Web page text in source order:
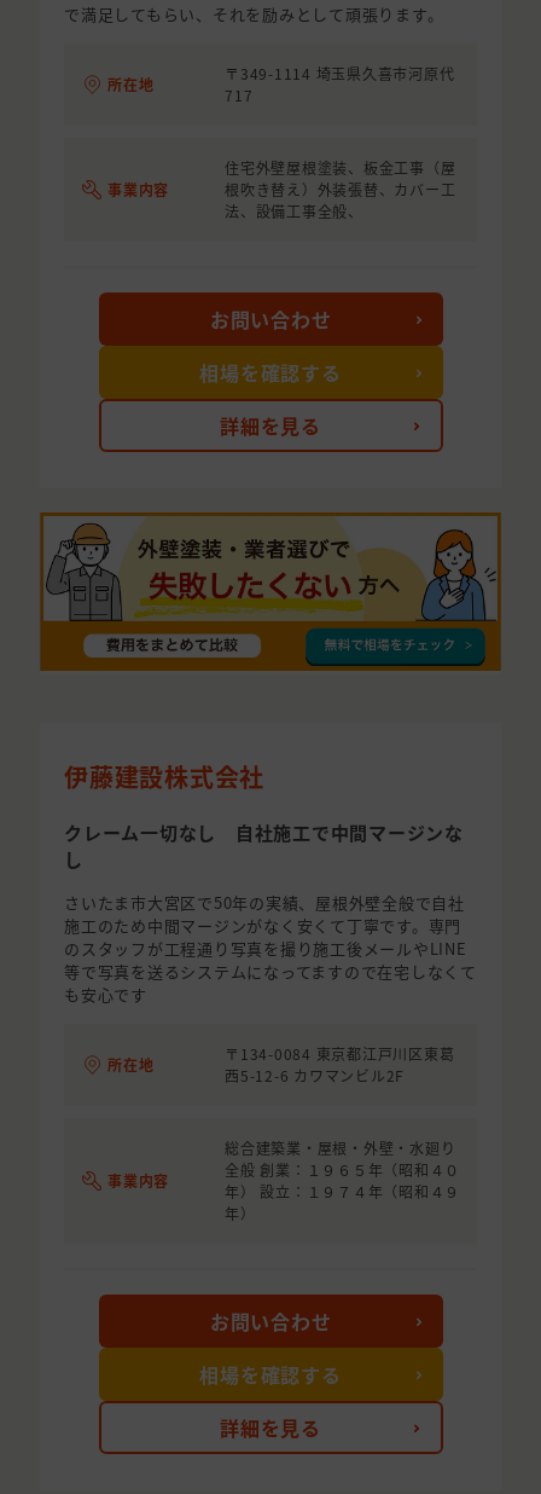
で満足してもらい、それを励みとして頑張ります。
所在地
〒349-1114 埼玉県久喜市河原代
717
事業内容
住宅外壁屋根塗装、板金工事（屋
根吹き替え）外装張替、カバー工
法、設備工事全般、
詳細を見る
お問い合わせ
相場を確認する
伊藤建設株式会社
クレーム一切なし 自社施工で中間マージンな
し
さいたま市大宮区で50年の実績、屋根外壁全般で自社
施工のため中間マージンがなく安くて丁寧です。専門
のスタッフが工程通り写真を撮り施工後メールやLINE
等で写真を送るシステムになってますので在宅しなくて
も安心です
所在地
〒134-0084 東京都江戸川区東葛
西5-12-6 カワマンビル2F
事業内容
総合建築業・屋根・外壁・水廻り
全般 創業：１９６５年（昭和４０
年） 設立：１９７４年（昭和４９
年）
詳細を見る
お問い合わせ
相場を確認する